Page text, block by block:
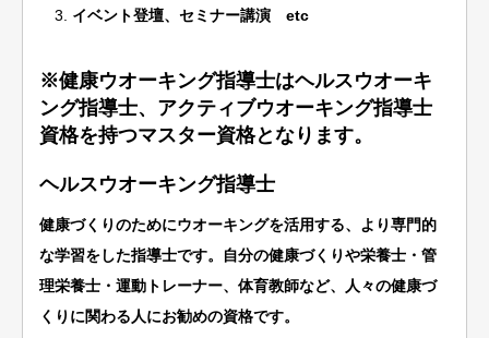
イベント登壇、セミナー講演 etc
※健康ウオーキング指導士はヘルスウオーキ
ング指導士、アクティブウオーキング指導士
資格を持つマスター資格となります。
ヘルスウオーキング指導士
健康づくりのためにウオーキングを活用する、より専門的
な学習をした指導士です。自分の健康づくりや栄養士・管
理栄養士・運動トレーナー、体育教師など、人々の健康づ
くりに関わる人にお勧めの資格です。